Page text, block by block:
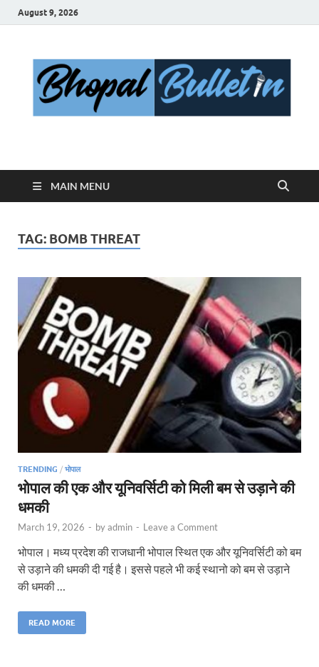
August 9, 2026
Bhopal Bulletin
MAIN MENU
TAG: BOMB THREAT
TRENDING / भोपाल
भोपाल की एक और यूनिवर्सिटी को मिली बम से उड़ाने की
धमकी
March 19, 2026 - byadmin - Leave a Comment
भोपाल। मध्य प्रदेश की राजधानी भोपाल स्थित एक और यूनिवर्सिटी को बम
से उड़ाने की धमकी दी गई है। इससे पहले भी कई स्थानो को बम से उड़ाने
की धमकी …
READ MORE